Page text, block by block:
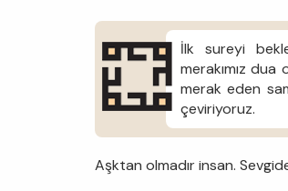
İlk sureyi
merakımız
merak eden
çeviriyoruz.
Aşktan olmadır insan.